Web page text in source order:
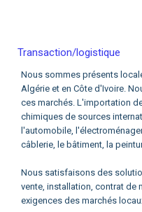
Transaction/logistique
Nous sommes présents
Algérie et en Côte d'Ivoire.
ces marchés. L'importation
chimiques de sources
l'automobile,
câblerie, le bâtiment, la
Nous satisfaisons des
vente, installation, contrat de
exigences des marchés